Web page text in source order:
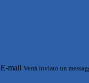
E-mail Verrà inviato un